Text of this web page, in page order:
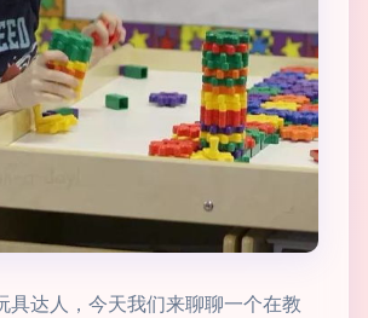
具达人，今天我们来聊聊一个在教